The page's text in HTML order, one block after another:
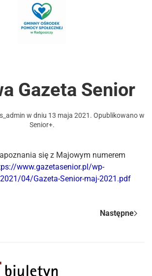
głównej
Gazeta Senior
w dniu 13 maja 2021 . Opublikowano w
Senior+.
się z Majowym numerem
www.gazetasenior.pl/wp-
04/Gazeta-Senior-maj-2021.pdf
Następne